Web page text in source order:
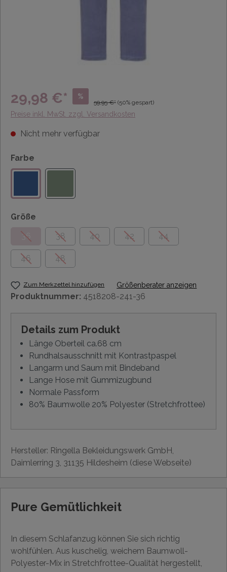
29,98 €* %
59,95 €* (50% gespart)
Preise inkl. MwSt. zzgl. Versandkosten
Nicht mehr verfügbar
Farbe
Größe
36
38 40 42 44
46 48
Zum Merkzettel hinzufügen Größenberater anzeigen
Produktnummer: 4518208-241-36
Details zum Produkt
Länge Oberteil ca.68 cm
Rundhalsausschnitt mit Kontrastpaspel
Langarm und Saum mit Bindeband
Lange Hose mit Gummizugbund
Normale Passform
80% Baumwolle 20% Polyester (Stretchfrottee)
Hersteller: Ringella Bekleidungswerk GmbH,
Daimlerring 3, 31135 Hildesheim (diese Webseite)
Pure Gemütlichkeit
In diesem Schlafanzug können Sie sich richtig
wohlfühlen. Aus kuschelig, weichem Baumwoll-
Polyester-Mix in Stretchfrottee-Qualität hergestellt,